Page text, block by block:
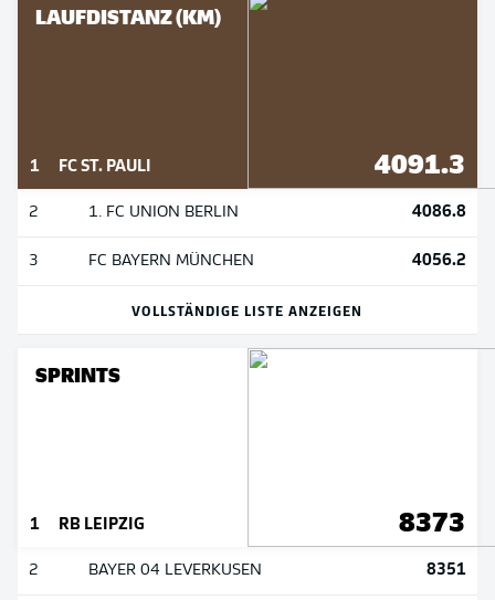
LAUFDISTANZ (KM)
1 FC ST. PAULI 4091.3
2 1. FC UNION BERLIN 4086.8
3 FC BAYERN MÜNCHEN 4056.2
VOLLSTÄNDIGE LISTE ANZEIGEN
SPRINTS
1 RB LEIPZIG 8373
2 BAYER 04 LEVERKUSEN 8351